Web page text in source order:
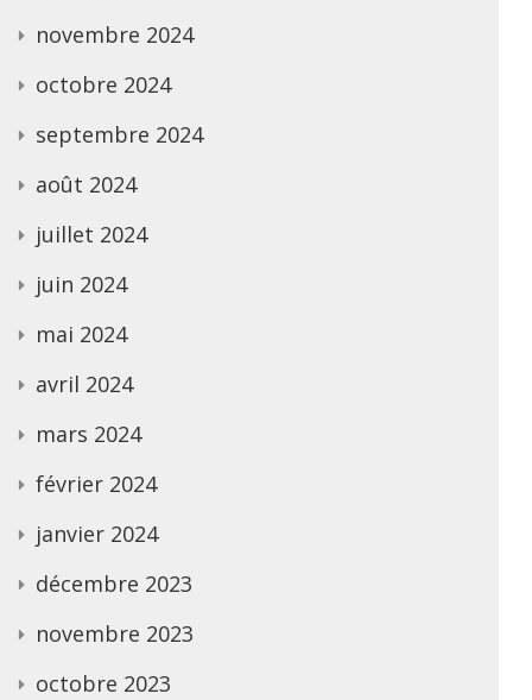
novembre 2024
octobre 2024
septembre 2024
août 2024
juillet 2024
juin 2024
mai 2024
avril 2024
mars 2024
février 2024
janvier 2024
décembre 2023
novembre 2023
octobre 2023